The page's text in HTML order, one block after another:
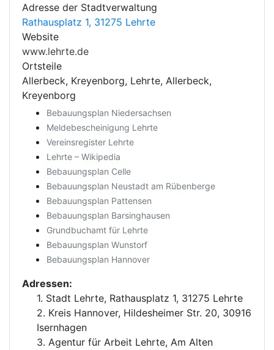
Adresse der Stadtverwaltung
Rathausplatz 1, 31275 Lehrte
Website
www.lehrte.de
Ortsteile
Allerbeck, Kreyenborg, Lehrte, Allerbeck,
Kreyenborg
Bebauungsplan Niedersachsen
Meldebescheinigung Lehrte
Vereinsregister Lehrte
Lehrte – Wikipedia
Bebauungsplan Celle
Bebauungsplan Neustadt am Rübenberge
Bebauungsplan Pattensen
Bebauungsplan Barsinghausen
Grundbuchamt für Lehrte
Bebauungsplan Wunstorf
Bebauungsplan Hannover
Adressen:
1. Stadt Lehrte, Rathausplatz 1, 31275 Lehrte
2. Kreis Hannover, Hildesheimer Str. 20, 30916
Isernhagen
3. Agentur für Arbeit Lehrte, Am Alten